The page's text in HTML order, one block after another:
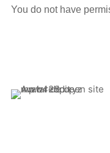
You do not have